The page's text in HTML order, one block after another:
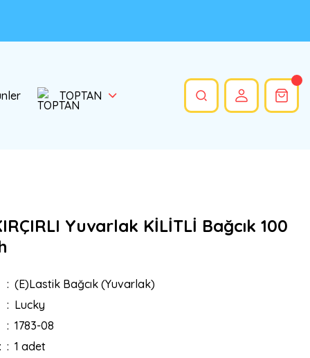
TOPTAN
Yuvarlak KİLİTLİ Bağcık 100
(E)Lastik Bağcık (Yuvarlak)
Lucky
1783-08
1 adet